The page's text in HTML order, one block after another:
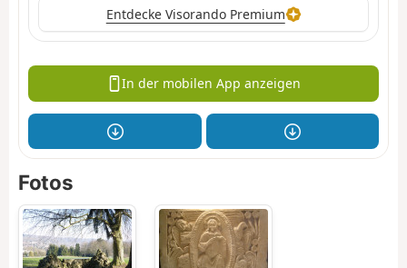
Entdecke Visorando Premium
In der mobilen App anzeigen
Fotos